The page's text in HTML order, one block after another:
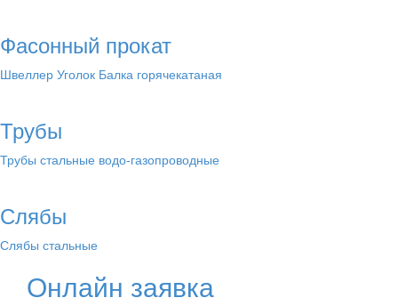
Фасонный прокат
Швеллер Уголок Балка горячекатаная
Трубы
Трубы стальные водо-газопроводные
Слябы
Слябы стальные
Онлайн заявка